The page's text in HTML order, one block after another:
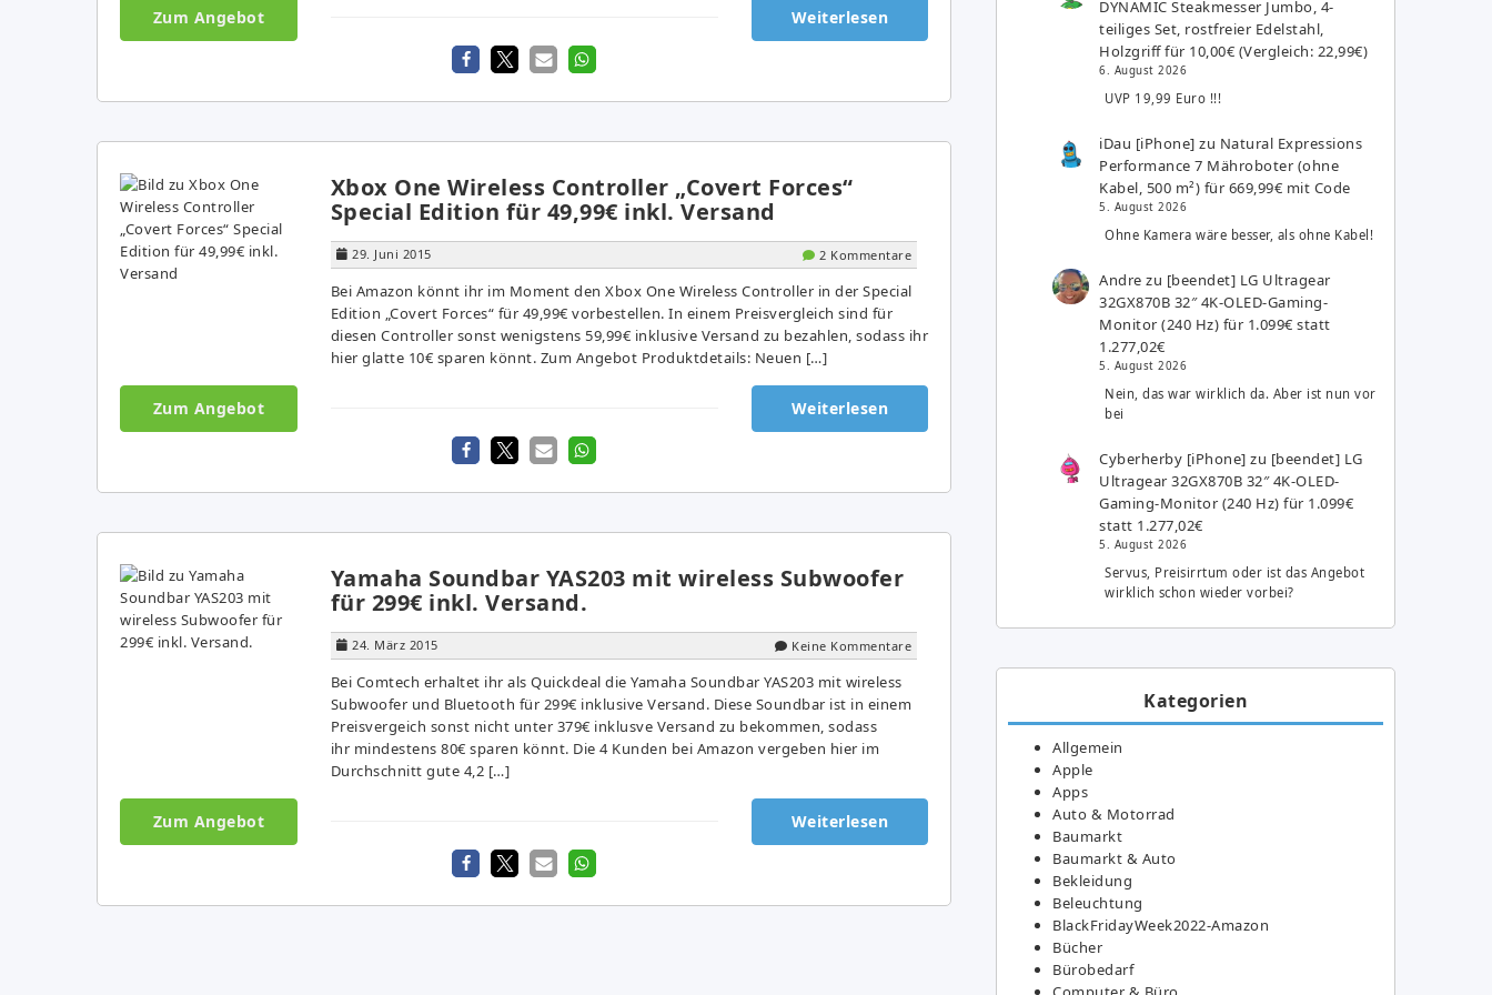
Zum Angebot Weiterlesen
Xbox One Wireless Controller „Covert Forces“
Special Edition für 49,99€ inkl. Versand
29. Juni 2015 2 Kommentare
Bei Amazon könnt ihr im Moment den Xbox One Wireless Controller in der Special
Edition „Covert Forces“ für 49,99€ vorbestellen. In einem Preisvergleich sind für
diesen Controller sonst wenigstens 59,99€ inklusive Versand zu bezahlen, sodass ihr
hier glatte 10€ sparen könnt. Zum Angebot Produktdetails: Neuen […]
Zum Angebot Weiterlesen
Yamaha Soundbar YAS203 mit wireless Subwoofer
für 299€ inkl. Versand.
24. März 2015 Keine Kommentare
Bei Comtech erhaltet ihr als Quickdeal die Yamaha Soundbar YAS203 mit wireless
Subwoofer und Bluetooth für 299€ inklusive Versand. Diese Soundbar ist in einem
Preisvergeich sonst nicht unter 379€ inklusve Versand zu bekommen, sodass
ihr mindestens 80€ sparen könnt. Die 4 Kunden bei Amazon vergeben hier im
Durchschnitt gute 4,2 […]
Zum Angebot Weiterlesen
DYNAMIC Steakmesser Jumbo, 4-
teiliges Set, rostfreier Edelstahl,
Holzgriff für 10,00€ (Vergleich: 22,99€)
6. August 2026
UVP 19,99 Euro !!!
iDau [iPhone] zu Natural Expressions
Performance 7 Mähroboter (ohne
Kabel, 500 m²) für 669,99€ mit Code
5. August 2026
Ohne Kamera wäre besser, als ohne Kabel!
Andre zu [beendet] LG Ultragear
32GX870B 32″ 4K-OLED-Gaming-
Monitor (240 Hz) für 1.099€ statt
1.277,02€
5. August 2026
Nein, das war wirklich da. Aber ist nun vor
bei
Cyberherby [iPhone] zu [beendet] LG
Ultragear 32GX870B 32″ 4K-OLED-
Gaming-Monitor (240 Hz) für 1.099€
statt 1.277,02€
5. August 2026
Servus, Preisirrtum oder ist das Angebot
wirklich schon wieder vorbei?
Kategorien
Allgemein
Apple
Apps
Auto & Motorrad
Baumarkt
Baumarkt & Auto
Bekleidung
Beleuchtung
BlackFridayWeek2022-Amazon
Bücher
Bürobedarf